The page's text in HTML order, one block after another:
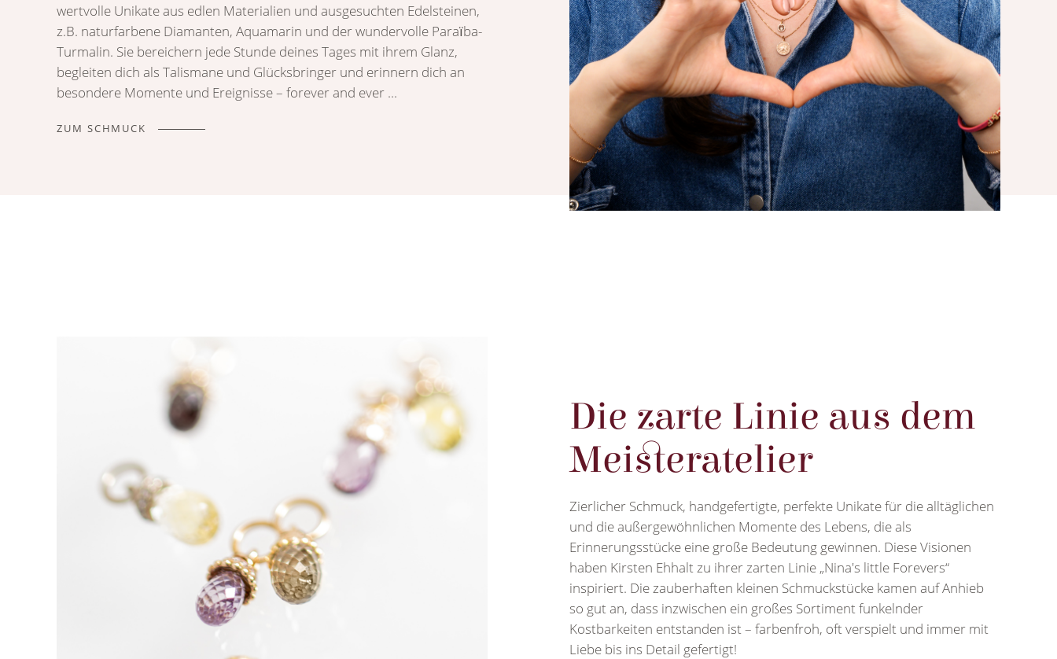
wertvolle Unikate aus edlen Materialien und ausgesuchten Edelsteinen,
z.B. naturfarbene Diamanten, Aquamarin und der wundervolle Paraїba-
Turmalin. Sie bereichern jede Stunde deines Tages mit ihrem Glanz,
begleiten dich als Talismane und Glücksbringer und erinnern dich an
besondere Momente und Ereignisse – forever and ever ...
ZUM SCHMUCK
Die zarte Linie aus dem
Meisteratelier
Zierlicher Schmuck, handgefertigte, perfekte Unikate für die alltäglichen
und die außergewöhnlichen Momente des Lebens, die als
Erinnerungsstücke eine große Bedeutung gewinnen. Diese Visionen
haben Kirsten Ehhalt zu ihrer zarten Linie „Nina's little Forevers“
inspiriert. Die zauberhaften kleinen Schmuckstücke kamen auf Anhieb
so gut an, dass inzwischen ein großes Sortiment funkelnder
Kostbarkeiten entstanden ist – farbenfroh, oft verspielt und immer mit
Liebe bis ins Detail gefertigt!